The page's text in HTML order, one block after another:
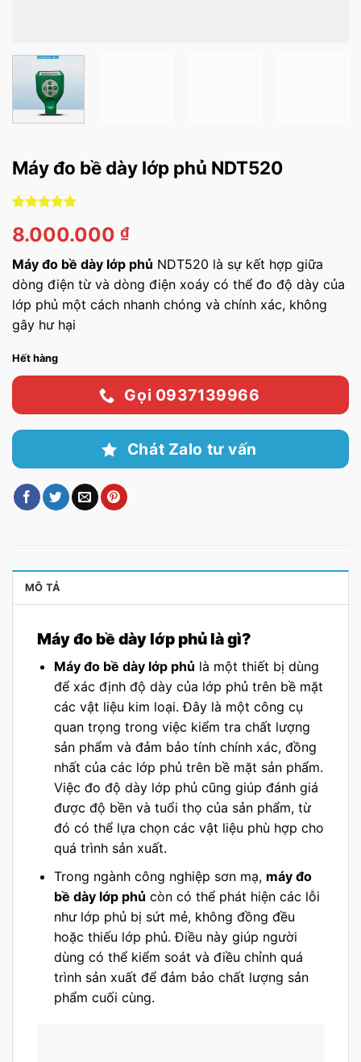
Máy đo bề dày lớp phủ NDT520
dựa trên
đánh giá
8.000.000 ₫
Máy đo bề dày lớp phủ NDT520 là sự kết hợp giữa
dòng điện từ và dòng điện xoáy có thể đo độ dày của
lớp phủ một cách nhanh chóng và chính xác, không
gây hư hại
Hết hàng
Gọi 0937139966
Chát Zalo tư vấn
MÔ TẢ
Máy đo bề dày lớp phủ là gì?
Máy đo bề dày lớp phủ là một thiết bị dùng
để xác định độ dày của lớp phủ trên bề mặt
các vật liệu kim loại. Đây là một công cụ
quan trọng trong việc kiểm tra chất lượng
sản phẩm và đảm bảo tính chính xác, đồng
nhất của các lớp phủ trên bề mặt sản phẩm.
Việc đo độ dày lớp phủ cũng giúp đánh giá
được độ bền và tuổi thọ của sản phẩm, từ
đó có thể lựa chọn các vật liệu phù hợp cho
quá trình sản xuất.
Trong ngành công nghiệp sơn mạ, máy đo
bề dày lớp phủ còn có thể phát hiện các lỗi
như lớp phủ bị sứt mẻ, không đồng đều
hoặc thiếu lớp phủ. Điều này giúp người
dùng có thể kiểm soát và điều chỉnh quá
trình sản xuất để đảm bảo chất lượng sản
phẩm cuối cùng.